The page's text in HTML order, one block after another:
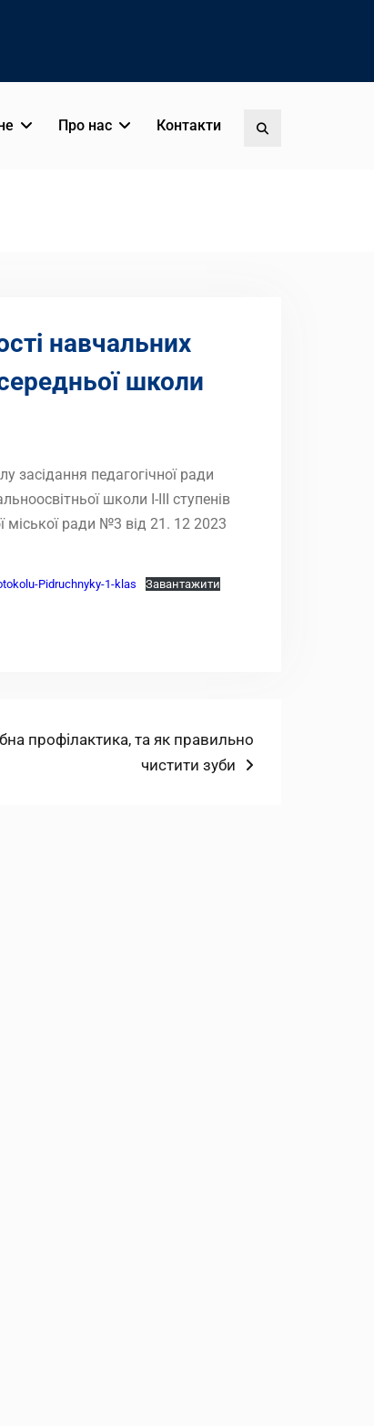
Про нас Контакти
навчальних
школи
засідання педагогічної ради
школи І-ІІІ ступенів
міської ради №3 від 21. 12 2023
Pidruchnyky-1-klas Завантажити
профілактика, та як правильно
чистити зуби